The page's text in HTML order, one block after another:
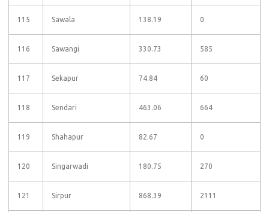
115 Sawala 138.19 0
116 Sawangi 330.73 585
117 Sekapur 74.84 60
118 Sendari 463.06 664
119 Shahapur 82.67 0
120 Singarwadi 180.75 270
121 Sirpur 868.39 2111